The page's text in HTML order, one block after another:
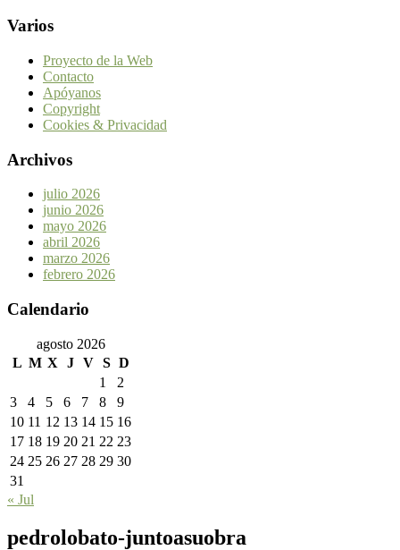
Varios
Proyecto de la Web
Contacto
Apóyanos
Copyright
Cookies & Privacidad
Archivos
julio 2026
junio 2026
mayo 2026
abril 2026
marzo 2026
febrero 2026
Calendario
agosto 2026
L M X J V S D
1
2
3
4 5 6 7 8
9
10 11 12 13 14 15 16
17 18 19 20 21 22 23
24 25 26 27 28 29 30
31
« Jul
pedrolobato-juntoasuobra